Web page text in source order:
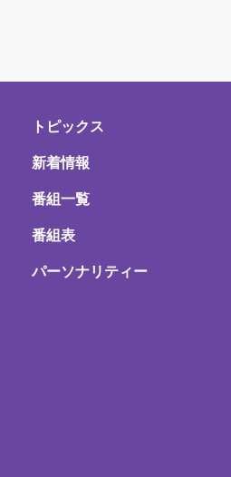
トピックス
新着情報
番組一覧
番組表
パーソナリティー